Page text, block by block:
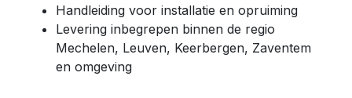
Handleiding voor installatie en opruiming
Levering inbegrepen binnen de regio
Mechelen, Leuven, Keerbergen, Zaventem
en omgeving